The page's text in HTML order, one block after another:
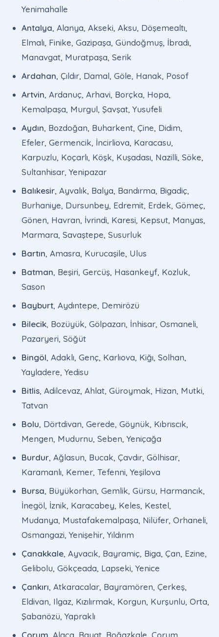
Yenimahalle
Antalya, Alanya, Akseki, Aksu, Döşemealtı,
Elmalı, Finike, Gazipaşa, Gündoğmuş, İbradı,
Manavgat, Muratpaşa, Serik
Ardahan, Çıldır, Damal, Göle, Hanak, Posof
Artvin, Ardanuç, Arhavi, Borçka, Hopa,
Kemalpaşa, Murgul, Şavşat, Yusufeli
Aydın, Bozdoğan, Buharkent, Çine, Didim,
Efeler, Germencik, İncirliova, Karacasu,
Karpuzlu, Koçarlı, Köşk, Kuşadası, Nazilli, Söke,
Sultanhisar, Yenipazar
Balıkesir, Ayvalık, Balya, Bandırma, Bigadiç,
Burhaniye, Dursunbey, Edremit, Erdek, Gömeç,
Gönen, Havran, İvrindi, Karesi, Kepsut, Manyas,
Marmara, Savaştepe, Susurluk
Bartın, Amasra, Kurucaşile, Ulus
Batman, Beşiri, Gercüş, Hasankeyf, Kozluk,
Sason
Bayburt, Aydıntepe, Demirözü
Bilecik, Bozüyük, Gölpazarı, İnhisar, Osmaneli,
Pazaryeri, Söğüt
Bingöl, Adaklı, Genç, Karlıova, Kiğı, Solhan,
Yayladere, Yedisu
Bitlis, Adilcevaz, Ahlat, Güroymak, Hizan, Mutki,
Tatvan
Bolu, Dörtdivan, Gerede, Göynük, Kıbrıscık,
Mengen, Mudurnu, Seben, Yeniçağa
Burdur, Ağlasun, Bucak, Çavdır, Gölhisar,
Karamanlı, Kemer, Tefenni, Yeşilova
Bursa, Büyükorhan, Gemlik, Gürsu, Harmancık,
İnegöl, İznik, Karacabey, Keles, Kestel,
Mudanya, Mustafakemalpaşa, Nilüfer, Orhaneli,
Osmangazi, Yenişehir, Yıldırım
Çanakkale, Ayvacık, Bayramiç, Biga, Çan, Ezine,
Gelibolu, Gökçeada, Lapseki, Yenice
Çankırı, Atkaracalar, Bayramören, Çerkeş,
Eldivan, Ilgaz, Kızılırmak, Korgun, Kurşunlu, Orta,
Şabanözü, Yapraklı
Çorum , Alaca, Bayat, Boğazkale, Çorum,